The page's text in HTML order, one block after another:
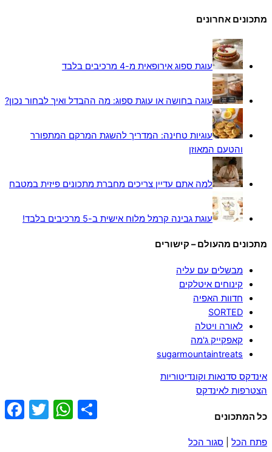
מתכונים אחרונים
עוגת ספוג אירופאית מ-4 מרכיבים בלבד
עוגה בחושה או עוגת ספוג: מה ההבדל ואיך לבחור נכון?
עוגיות טחינה: המדריך להשגת המרקם המתפורר
והטעם המאוזן
למה אתם עדיין צריכים מחברת מתכונים פיזית במטבח
עוגת גבינה קרמל מלוח אישית ב-5 מרכיבים בלבד!
מתכונים מהעולם – קישורים
מבשלים עם עליה
קינוחים איטלקים
חדוות האפיה
SORTED
לאורה ויטלה
קאפקייק ג'מה
sugarmountaintreats
אינדקס סדנאות וקונדיטוריות
הצטרפות לאינדקס
כל המתכונים
פתח הכל סגור הכל
Twitter
WhatsApp Share